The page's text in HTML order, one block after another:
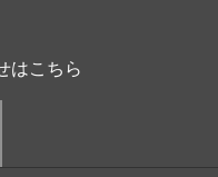
はこちら